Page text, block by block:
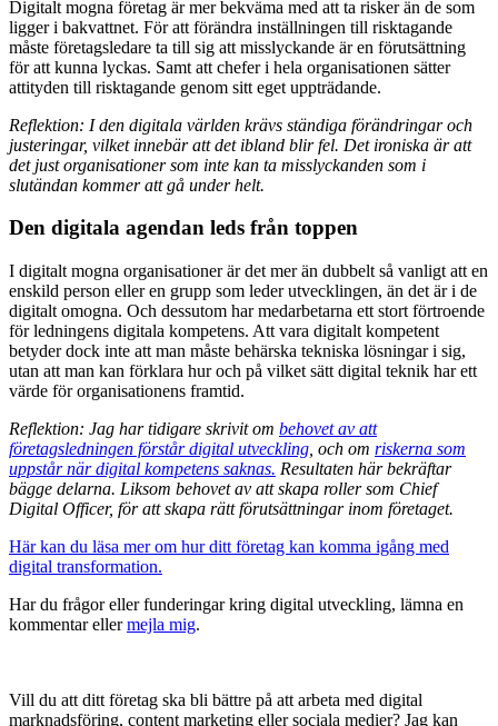
Digitalt mogna företag är mer bekväma med att ta risker än de som
ligger i bakvattnet. För att förändra inställningen till risktagande
måste företagsledare ta till sig att misslyckande är en förutsättning
för att kunna lyckas. Samt att chefer i hela organisationen sätter
attityden till risktagande genom sitt eget uppträdande.
Reflektion: I den digitala världen krävs ständiga förändringar och
justeringar, vilket innebär att det ibland blir fel. Det ironiska är att
det just organisationer som inte kan ta misslyckanden som i
slutändan kommer att gå under helt.
Den digitala agendan leds från toppen
I digitalt mogna organisationer är det mer än dubbelt så vanligt att en
enskild person eller en grupp som leder utvecklingen, än det är i de
digitalt omogna. Och dessutom har medarbetarna ett stort förtroende
för ledningens digitala kompetens. Att vara digitalt kompetent
betyder dock inte att man måste behärska tekniska lösningar i sig,
utan att man kan förklara hur och på vilket sätt digital teknik har ett
värde för organisationens framtid.
Reflektion: Jag har tidigare skrivit om behovet av att
företagsledningen förstår digital utveckling , och om riskerna som
uppstår när digital kompetens saknas. Resultaten här bekräftar
bägge delarna. Liksom behovet av att skapa roller som Chief
Digital Officer, för att skapa rätt förutsättningar inom företaget.
Här kan du läsa mer om hur ditt företag kan komma igång med
digital transformation.
Har du frågor eller funderingar kring digital utveckling, lämna en
kommentar ellermejla mig.
Vill du att ditt företag ska bli bättre på att arbeta med digital
marknadsföring, content marketing eller sociala medier? Jag kan